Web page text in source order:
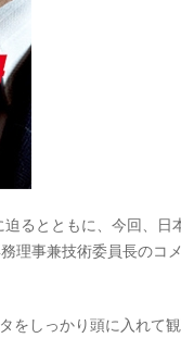
るとともに、今回、日
理事兼技術委員長のコ
をしっかり頭に入れて